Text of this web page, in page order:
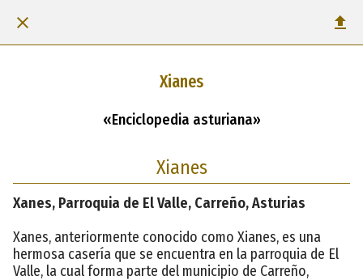
Xianes
«Enciclopedia asturiana»
Xianes
Xanes, Parroquia de El Valle, Carreño, Asturias
Xanes, anteriormente conocido como Xianes, es una
hermosa casería que se encuentra en la parroquia de El
Valle, la cual forma parte del municipio de Carreño,